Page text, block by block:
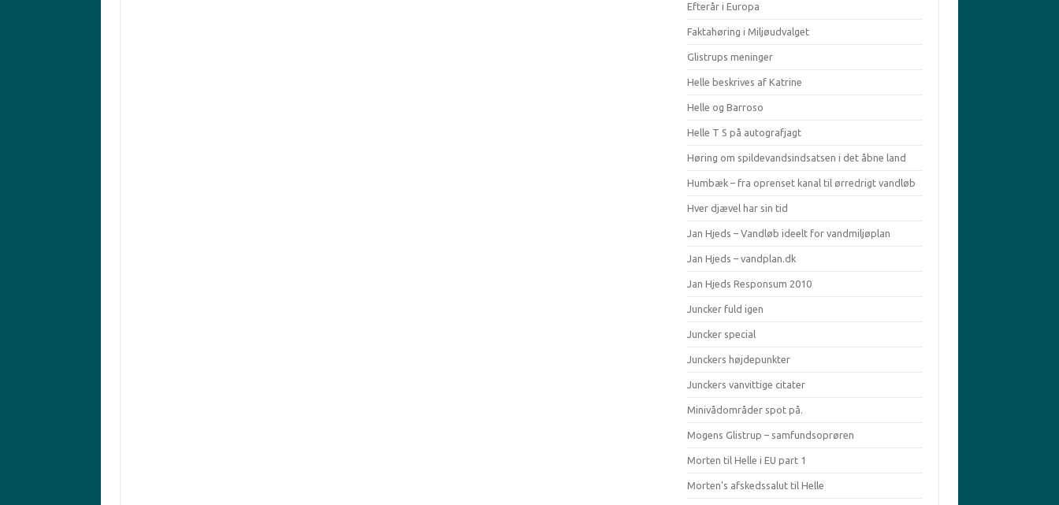
Efterår i Europa
Faktahøring i Miljøudvalget
Glistrups meninger
Helle beskrives af Katrine
Helle og Barroso
Helle T S på autografjagt
Høring om spildevandsindsatsen i det åbne land
Humbæk – fra oprenset kanal til ørredrigt vandløb
Hver djævel har sin tid
Jan Hjeds – Vandløb ideelt for vandmiljøplan
Jan Hjeds – vandplan.dk
Jan Hjeds Responsum 2010
Juncker fuld igen
Juncker special
Junckers højdepunkter
Junckers vanvittige citater
Minivådområder spot på.
Mogens Glistrup – samfundsoprøren
Morten til Helle i EU part 1
Morten's afskedssalut til Helle